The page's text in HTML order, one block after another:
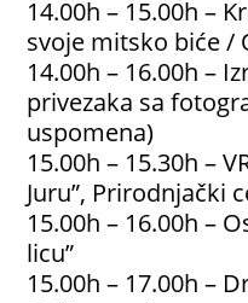
14.00h – 15.00h –
svoje mitsko biće /
14.00h – 16.00h –
privezaka sa
uspomena)
15.00h – 15.30h –
Juru”, Prirodnjački
15.00h – 16.00h –
licu”
15.00h – 17.00h –